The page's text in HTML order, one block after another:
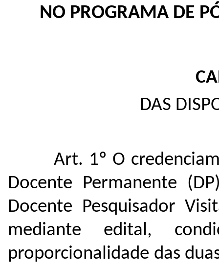
NO PROGRAMA DE
DAS
Art. 1º O
Docente Permanente
Docente Pesquisador
mediante edital,
proporcionalidade das